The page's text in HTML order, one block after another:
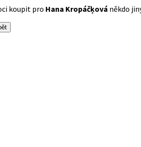
koupit pro Hana Kropáčķová někdo